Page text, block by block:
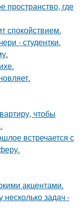
пространство, где
спокойствием.
- студентки.
чтобы
встречается с
акцентами.
несколько задач -